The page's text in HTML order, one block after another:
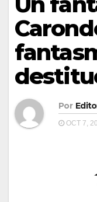
Por
OCT 7,